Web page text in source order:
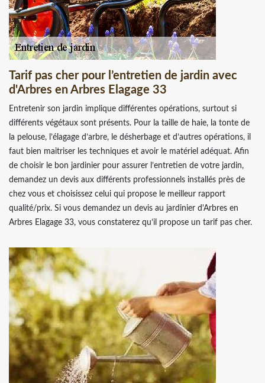
Tarif pas cher pour l’entretien de jardin avec
d'Arbres en Arbres Elagage 33
Entretenir son jardin implique différentes opérations, surtout si
différents végétaux sont présents. Pour la taille de haie, la tonte de
la pelouse, l’élagage d’arbre, le désherbage et d’autres opérations, il
faut bien maitriser les techniques et avoir le matériel adéquat. Afin
de choisir le bon jardinier pour assurer l’entretien de votre jardin,
demandez un devis aux différents professionnels installés près de
chez vous et choisissez celui qui propose le meilleur rapport
qualité/prix. Si vous demandez un devis au jardinier d'Arbres en
Arbres Elagage 33, vous constaterez qu’il propose un tarif pas cher.